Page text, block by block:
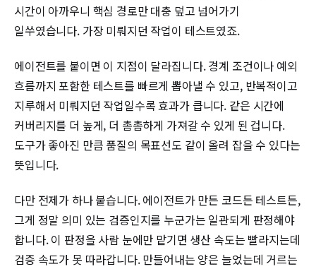
시간이 아까우니 핵심 경로만 대충 덮고 넘어가기
일쑤였습니다. 가장 미뤄지던 작업이 테스트였죠.
에이전트를 붙이면 이 지점이 달라집니다. 경계 조건이나 예외
흐름까지 포함한 테스트를 빠르게 뽑아낼 수 있고, 반복적이고
지루해서 미뤄지던 작업일수록 효과가 큽니다. 같은 시간에
커버리지를 더 높게, 더 촘촘하게 가져갈 수 있게 된 겁니다.
도구가 좋아진 만큼 품질의 목표선도 같이 올려 잡을 수 있다는
뜻입니다.
다만 전제가 하나 붙습니다. 에이전트가 만든 코드든 테스트든,
그게 정말 의미 있는 검증인지를 누군가는 일관되게 판정해야
합니다. 이 판정을 사람 눈에만 맡기면 생산 속도는 빨라지는데
검증 속도가 못 따라갑니다. 만들어내는 양은 늘었는데 거르는